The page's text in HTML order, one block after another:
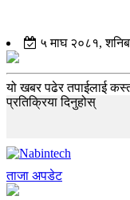
५ माघ २०८१,
यो खबर पढेर तपाईलाई
प्रतिक्रिया दिनुहोस्
ताजा अपडेट